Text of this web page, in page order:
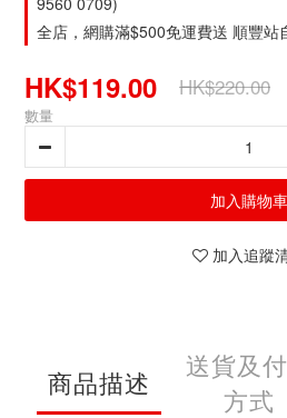
全店，網購滿$500免運費送 順豐站
HK$119.00 HK$220.00
數量
加入購物車
加入追蹤
商品描述
送貨及
方式